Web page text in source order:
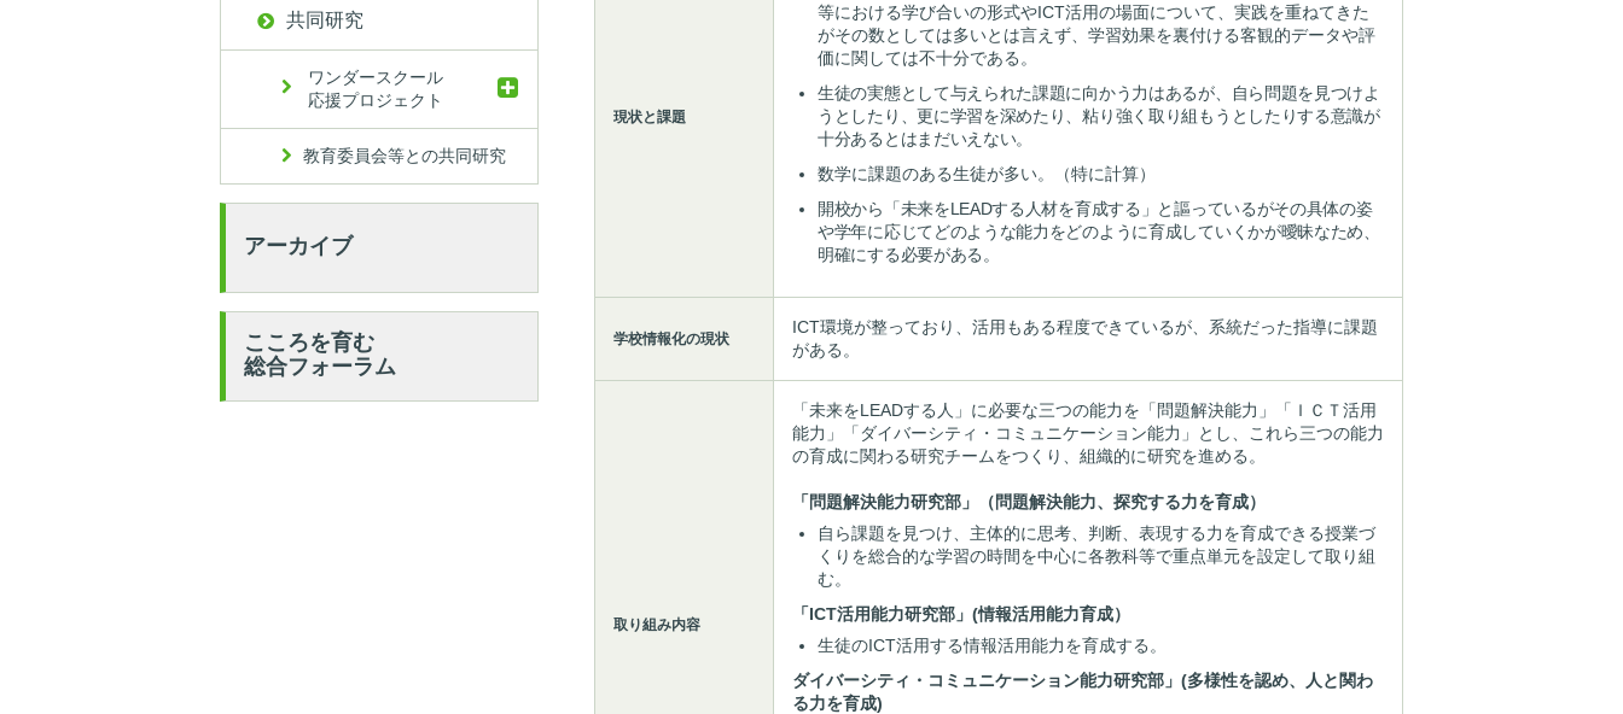
現状と課題
等における学び合いの形式やICT活用の場面について、実践を重ねてきた
がその数としては多いとは言えず、学習効果を裏付ける客観的データや評
価に関しては不十分である。
生徒の実態として与えられた課題に向かう力はあるが、自ら問題を見つけよ
うとしたり、更に学習を深めたり、粘り強く取り組もうとしたりする意識が
十分あるとはまだいえない。
数学に課題のある生徒が多い。（特に計算）
開校から「未来をLEADする人材を育成する」と謳っているがその具体の姿
や学年に応じてどのような能力をどのように育成していくかが曖昧なため、
明確にする必要がある。
学校情報化の現状
ICT環境が整っており、活用もある程度できているが、系統だった指導に課題
がある。
取り組み内容
「未来をLEADする人」に必要な三つの能力を「問題解決能力」「ＩＣＴ活用
能力」「ダイバーシティ・コミュニケーション能力」とし、これら三つの能力
の育成に関わる研究チームをつくり、組織的に研究を進める。
「問題解決能力研究部」（問題解決能力、探究する力を育成）
自ら課題を見つけ、主体的に思考、判断、表現する力を育成できる授業づ
くりを総合的な学習の時間を中心に各教科等で重点単元を設定して取り組
む。
「ICT活用能力研究部」(情報活用能力育成）
生徒のICT活用する情報活用能力を育成する。
ダイバーシティ・コミュニケーション能力研究部」(多様性を認め、人と関わ
る力を育成)
共同研究
ワンダースクール
応援プロジェクト
教育委員会等との共同研究
アーカイブ
こころを育む
総合フォーラム